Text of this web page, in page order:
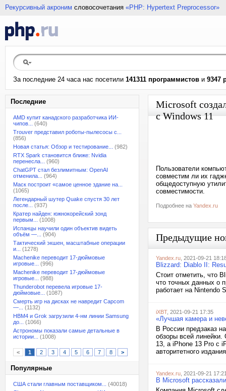
Рекурсивный акроним словосочетания «PHP: Hypertext Preprocessor»
За последние 24 часа нас посетили 141311 программистов и 9347
Последние
AMD купит канадского разработчика ИИ-
чипов...
(640)
Trouver представил роботы-пылесосы с...
(856)
Новая статья: Обзор и тестирование...
(982)
RTX Spark становится ближе: Nvidia
перенесла...
(960)
ChatGPT стал безлимитным: OpenAI
отменила...
(964)
Маск построит «самое ценное здание на...
(1065)
Легендарный шутер Quake спустя 30 лет
после...
(937)
Кратер найден: южнокорейский зонд
первым...
(1008)
Испанцы научили один объектив видеть
объём —...
(904)
Тактический экшен, масштабные операции
и...
(1278)
Machenike переводит 17-дюймовые
игровые...
(996)
Machenike переводит 17-дюймовые
игровые...
(988)
Thunderobot перевела игровые 17-
дюймовые...
(1087)
Смерть игр на дисках не навредит Capcom
—...
(1132)
HBM4 и Grok загрузили 4-нм линии Samsung
до...
(1066)
Астрономы показали самые детальные в
истории...
(1008)
< 1 2 3 4 5 6 7 8 >
Популярные
США стали главным поставщиком...
(40018)
Microsoft
с Windows 11
Пользователи
совместим ли их
общедоступную
совместимости.
Подробнее на Yandex.ru
Предыдущие
Yandex.ru , 2021-09-21
Blizzard: Diablo II:
Стоит отметить, что
что точных данных о
работает на Nintendo
iXBT, 2021-09-21 17:35
«Лучшая камера и
В России предзаказ
обзоры всей линейки.
13, а iPhone 13 Pro с
авторитетного
Yandex.ru , 2021-09-21
В Microsoft